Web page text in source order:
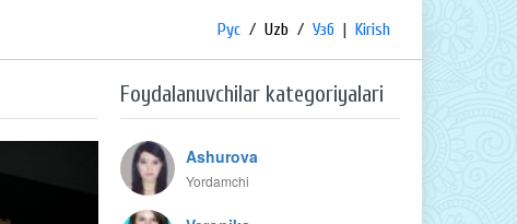
Рус / Uzb / Узб | Kirish
Foydalanuvchilar kategoriyalari
Ashurova
Yordamchi